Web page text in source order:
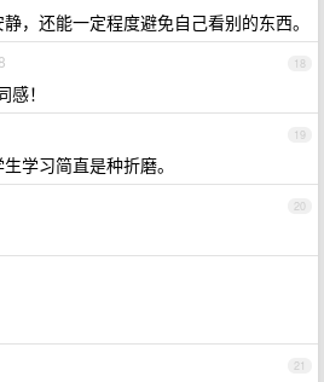
，还能一定程度避免自己看别的东西。
18
感！
19
学习简直是种折磨。
20
21